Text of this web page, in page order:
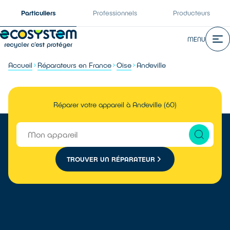
Particuliers Professionnels Producteurs
MENU
Accueil Réparateurs en France Oise Andeville
Réparer votre appareil à Andeville (60)
TROUVER UN RÉPARATEUR